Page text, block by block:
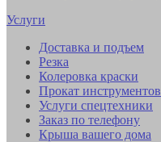
Услуги
Доставка и подъем
Резка
Колеровка краски
Прокат инструментов
Услуги спецтехники
Заказ по телефону
Крыша вашего дома